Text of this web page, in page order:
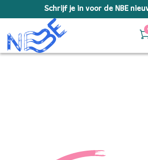
Schrijf je in voor de NBE